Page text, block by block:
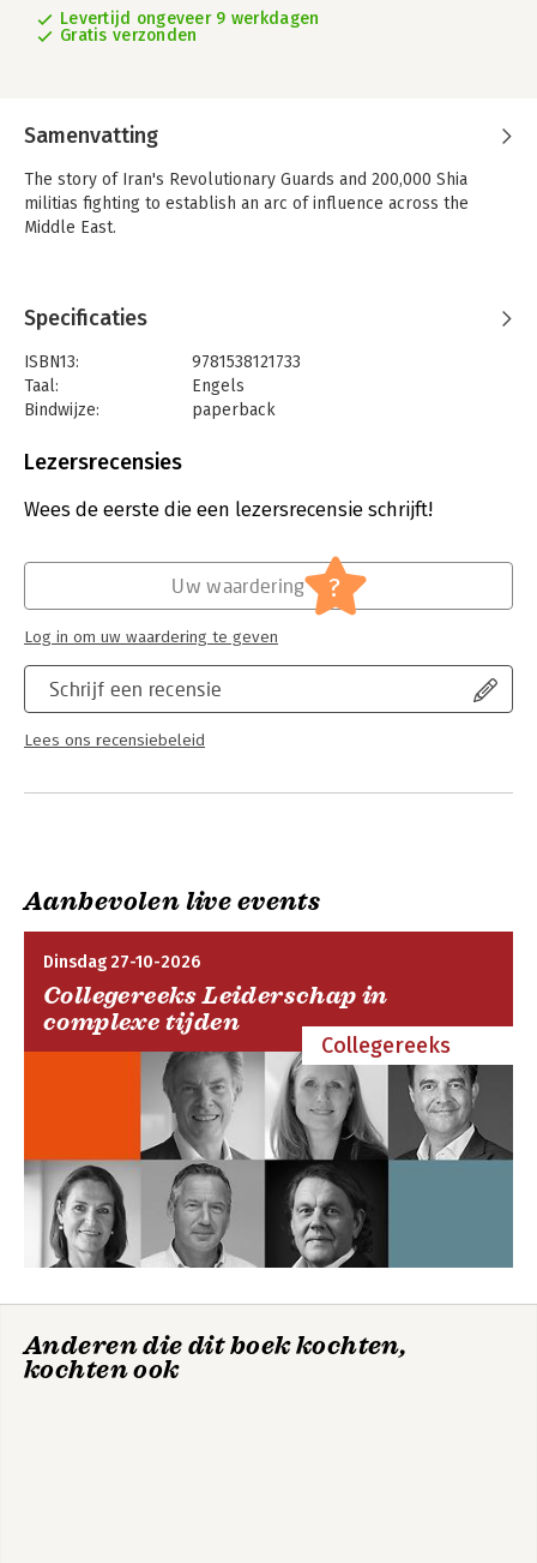
Levertijd ongeveer 9 werkdagen
Gratis verzonden
Samenvatting
The story of Iran's Revolutionary Guards and 200,000 Shia
militias fighting to establish an arc of influence across the
Middle East.
Specificaties
ISBN13:
9781538121733
Taal:
Engels
Bindwijze:
paperback
Uitgever:
Lezersrecensies
Wees de eerste die een lezersrecensie schrijft!
Schrijf een recensie
Lees ons recensiebeleid
Uw waardering ?
Log in om uw waardering te geven
Aanbevolen live events
Dinsdag 27-10-2026
Collegereeks Leiderschap in
complexe tijden
Collegereeks
Anderen die dit boek kochten,
kochten ook